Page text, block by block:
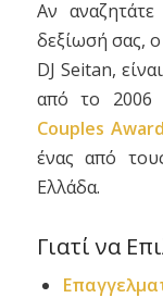
Αν
δεξίωσή σας,
DJ Seitan,
από το 2006
Couples
ένας από
Ελλάδα.
Γιατί να